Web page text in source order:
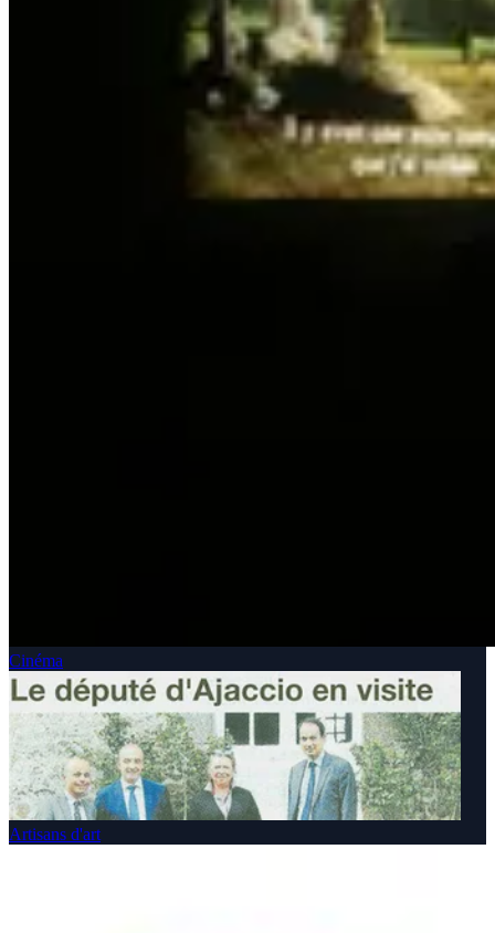
Cinéma
Artisans d'art